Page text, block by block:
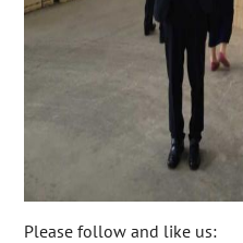
Please follow and like us: